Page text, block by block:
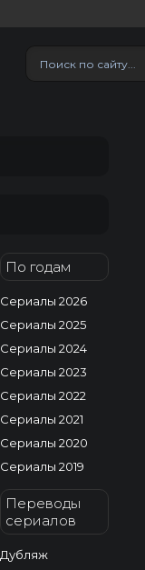
По годам
Сериалы 2026
Сериалы 2025
Сериалы 2024
Сериалы 2023
Сериалы 2022
Сериалы 2021
Сериалы 2020
Сериалы 2019
Переводы
сериалов
Дубляж